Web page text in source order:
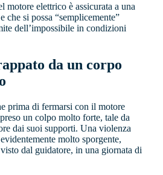
motore elettrico è assicurata a una
che si possa “semplicemente”
dell’impossibile in condizioni
da un corpo
prima di fermarsi con il motore
un colpo molto forte, tale da
dai suoi supporti. Una violenza
molto sporgente,
dal guidatore, in una giornata di